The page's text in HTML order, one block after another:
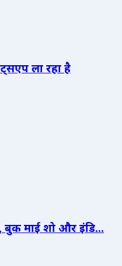
ला रहा है
माई शो और इंडि...